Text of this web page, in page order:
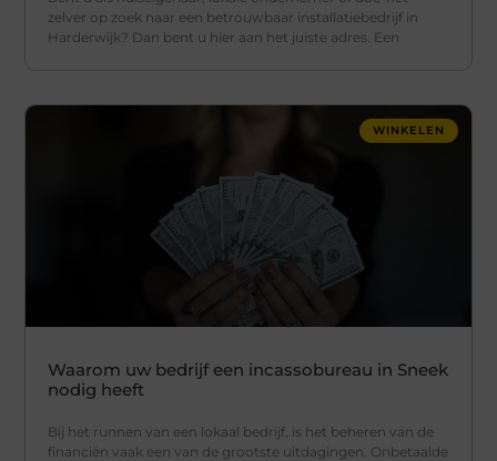
zelver op zoek naar een betrouwbaar installatiebedrijf in
Harderwijk? Dan bent u hier aan het juiste adres. Een
WINKELEN
Waarom uw bedrijf een incassobureau in Sneek
nodig heeft
Bij het runnen van een lokaal bedrijf, is het beheren van de
financiën vaak een van de grootste uitdagingen. Onbetaalde